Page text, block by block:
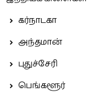
கர்நாடகா
அந்தமான்
புதுச்சேரி
பெங்களூர்